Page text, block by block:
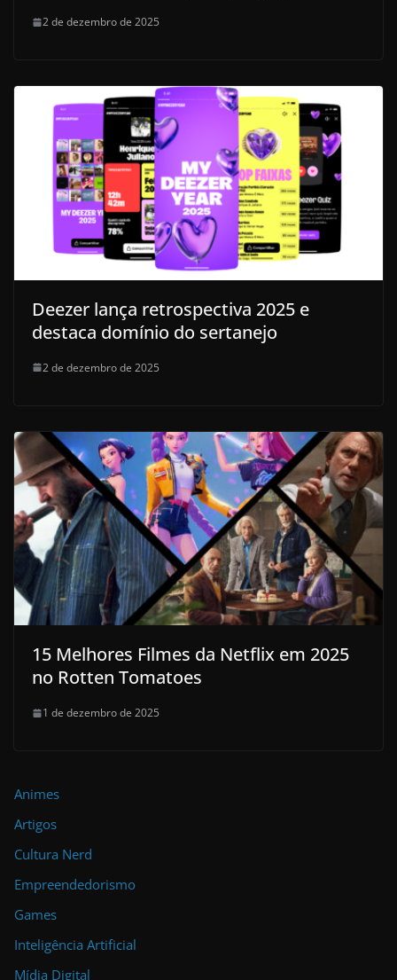
2 de dezembro de 2025
Deezer lança retrospectiva 2025 e
destaca domínio do sertanejo
2 de dezembro de 2025
15 Melhores Filmes da Netflix em 2025
no Rotten Tomatoes
1 de dezembro de 2025
Animes
Artigos
Cultura Nerd
Empreendedorismo
Games
Inteligência Artificial
Mídia Digital